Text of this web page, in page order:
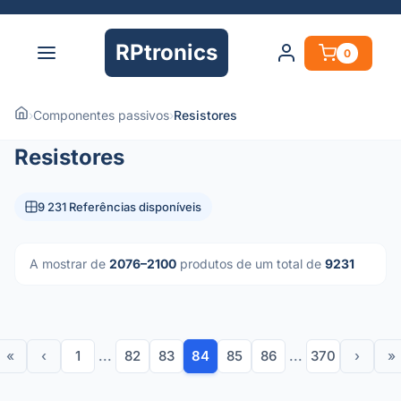
RPtronics 0
›Componentes passivos›Resistores
Resistores
9 231 Referências disponíveis
A mostrar de 2076–2100 produtos de um total de 9231
« ‹ 1 ... 82 83 84 85 86 ... 370 › »